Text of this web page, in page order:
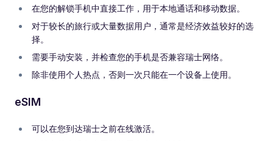
在您的解锁手机中直接工作，用于本地通话和移动数据。
对于较长的旅行或大量数据用户，通常是经济效益较好的选
择。
需要手动安装，并检查您的手机是否兼容瑞士网络。
除非使用个人热点，否则一次只能在一个设备上使用。
eSIM
可以在您到达瑞士之前在线激活。